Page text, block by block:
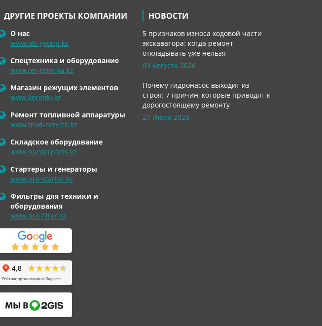
ДРУГИЕ ПРОЕКТЫ КОМПАНИИ
О нас
www.otr-group.kz
Спецтехника и оборудование
www.otr-tehnika.kz
Магазин режущих элементов
www.koronki.kz
Ремонт топливной аппаратуры
www.tnvd-service.kz
Складское оборудование
www.hunterparts.kz
Стартеры и генераторы
www.pro-starter.kz
Фильтры для техники и
оборудования
www.pro-filter.kz
НОВОСТИ
5 признаков износа ходовой части
экскаватора: когда ремонт
откладывать уже нельзя
03 Августа 2026
Почему гидронасос выходит из
строя: 7 причин, которые приводят к
дорогостоящему ремонту
27 Июля 2026